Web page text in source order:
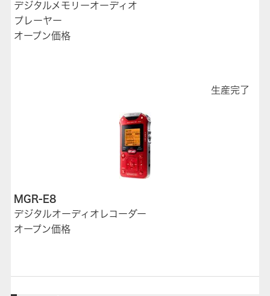
デジタルメモリーオーディオ
プレーヤー
オープン価格
生産完了
MGR-E8
デジタルオーディオレコーダー
オープン価格